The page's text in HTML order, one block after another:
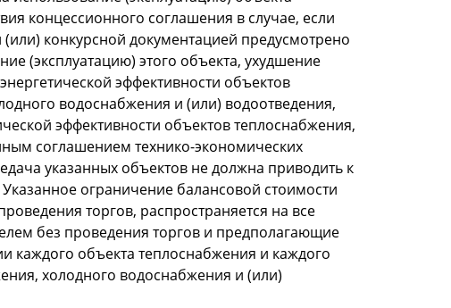
концессионного соглашения в случае, если
конкурсной документацией предусмотрено
(эксплуатацию) этого объекта, ухудшение
эффективности объектов
водоснабжения и (или) водоотведения,
эффективности объектов теплоснабжения,
соглашением технико-экономических
указанных объектов не должна приводить к
ограничение балансовой стоимости
торгов, распространяется на все
без проведения торгов и предполагающие
каждого объекта теплоснабжения и каждого
холодного водоснабжения и (или)